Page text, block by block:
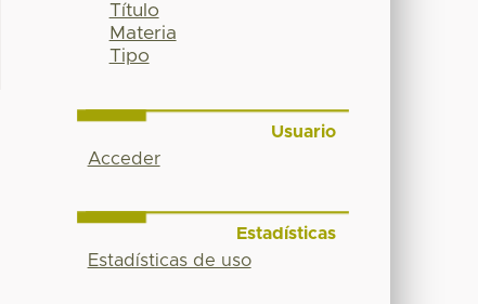
Título
Materia
Tipo
Usuario
Acceder
Estadísticas
Estadísticas de uso